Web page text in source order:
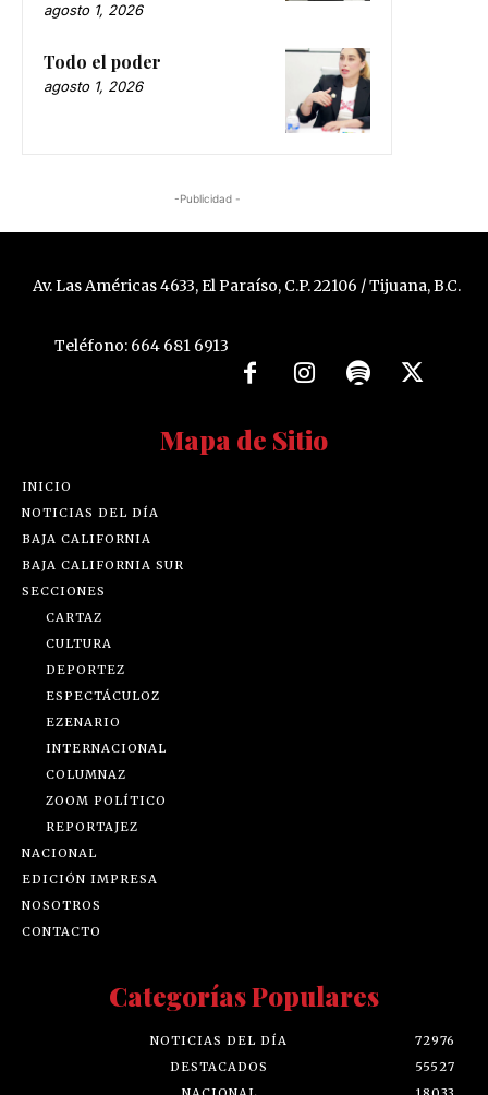
agosto 1, 2026
Todo el poder
agosto 1, 2026
-Publicidad -
Av. Las Américas 4633, El Paraíso, C.P. 22106 / Tijuana, B.C.
Teléfono: 664 681 6913
Mapa de Sitio
INICIO
NOTICIAS DEL DÍA
BAJA CALIFORNIA
BAJA CALIFORNIA SUR
SECCIONES
CARTAZ
CULTURA
DEPORTEZ
ESPECTÁCULOZ
EZENARIO
INTERNACIONAL
COLUMNAZ
ZOOM POLÍTICO
REPORTAJEZ
NACIONAL
EDICIÓN IMPRESA
NOSOTROS
CONTACTO
Categorías Populares
NOTICIAS DEL DÍA
72976
DESTACADOS
55527